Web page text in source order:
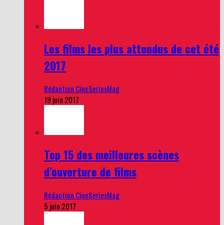
Les films les plus attendus de cet été
2017
Rédaction CineSeriesMag
19 juin 2017
Top 15 des meilleures scènes
d’ouverture de films
Rédaction CineSeriesMag
5 juin 2017